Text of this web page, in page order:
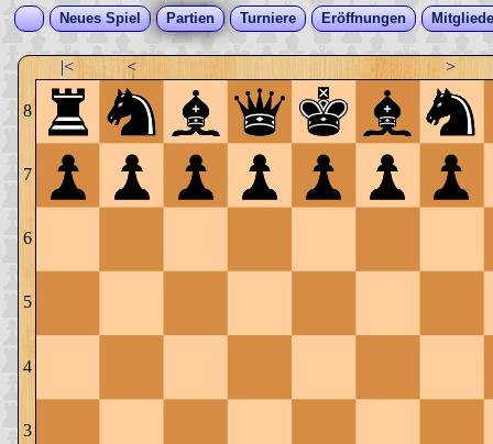
Neues Spiel Partien Turniere Eröffnungen
|< < >
8
7
6
5
4
3